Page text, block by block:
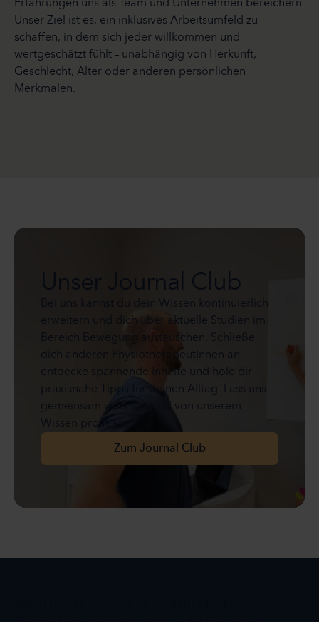
Erfahrungen uns als Team und Unternehmen bereichern.
Unser Ziel ist es, ein inklusives Arbeitsumfeld zu
schaffen, in dem sich jeder willkommen und
wertgeschätzt fühlt – unabhängig von Herkunft,
Geschlecht, Alter oder anderen persönlichen
Merkmalen.
Unser Journal Club
Bei uns kannst du dein Wissen kontinuierlich
erweitern und dich über aktuelle Studien im
Bereich Bewegung austauschen. Schließe
dich anderen PhysiotherapeutInnen an,
entdecke spannende Inhalte und hole dir
praxisnahe Tipps für deinen Alltag. Lass uns
gemeinsam wachsen und von unserem
Wissen profitieren!
Zum Journal Club